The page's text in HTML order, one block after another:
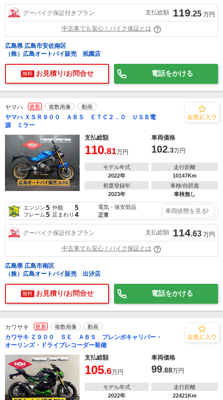
グーバイク保証付きプラン 支払総額 119.25 万円
中古車でも安心！バイク保証とは
広島県 広島市安佐南区
（株）広島オートバイ販売 祇園店
無料 お見積り/お問合せ 電話をかける
ヤマハ 更新 複数画像 動画
ヤマハ ＸＳＲ９００ ＡＢＳ ＥＴＣ２．０ ＵＳＢ電
源 ミラー
支払総額
車両価格
110.81万円 102.3万円
モデル年式
2022年
走行距離
10147Km
初度登録年
2023年
車検/自賠責
車検無し
エンジン5 外観 5
フレーム5 足まわり 4
電気・保安部品
正常
車両状態を見る
グーバイク保証付きプラン 支払総額 114.63 万円
中古車でも安心！バイク保証とは
広島県 広島市南区
（株）広島オートバイ販売 出汐店
無料 お見積り/お問合せ 電話をかける
カワサキ 更新 複数画像 動画
カワサキ Ｚ９００ ＳＥ ＡＢＳ ブレンボキャリパー・
オーリンズ・ドライブレコーダー装備
支払総額
車両価格
105.6万円 99.88万円
モデル年式
2022年
走行距離
22421Km